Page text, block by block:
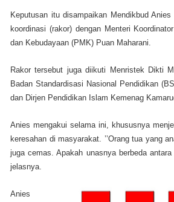
Keputusan itu disampaikan Mendikbud
koordinasi (rakor) dengan Menteri
dan Kebudayaan (PMK) Puan Maharani.
Rakor tersebut juga diikuti Menristek Dikti
Badan Standardisasi Nasional Pendidikan
dan Dirjen Pendidikan Islam Kemenag
Anies mengakui selama ini, khususnya
keresahan di masyarakat. ’’Orang tua yang
juga cemas. Apakah unasnya berbeda antara
jelasnya.
Anies